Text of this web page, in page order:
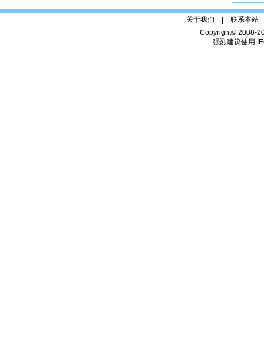
关于我们 | 联系本站
Copyright© 2008-
强烈建议使用